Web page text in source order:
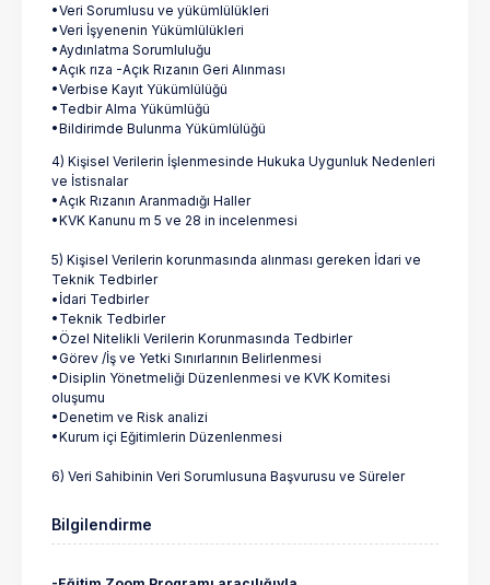
•Veri Sorumlusu ve yükümlülükleri
•Veri İşyenenin Yükümlülükleri
•Aydınlatma Sorumluluğu
•Açık rıza -Açık Rızanın Geri Alınması
•Verbise Kayıt Yükümlülüğü
•Tedbir Alma Yükümlüğü
•Bildirimde Bulunma Yükümlülüğü
4) Kişisel Verilerin İşlenmesinde Hukuka Uygunluk Nedenleri
ve İstisnalar
•Açık Rızanın Aranmadığı Haller
•KVK Kanunu m 5 ve 28 in incelenmesi
5) Kişisel Verilerin korunmasında alınması gereken İdari ve
Teknik Tedbirler
•İdari Tedbirler
•Teknik Tedbirler
•Özel Nitelikli Verilerin Korunmasında Tedbirler
•Görev /İş ve Yetki Sınırlarının Belirlenmesi
•Disiplin Yönetmeliği Düzenlenmesi ve KVK Komitesi
oluşumu
•Denetim ve Risk analizi
•Kurum içi Eğitimlerin Düzenlenmesi
6) Veri Sahibinin Veri Sorumlusuna Başvurusu ve Süreler
Bilgilendirme